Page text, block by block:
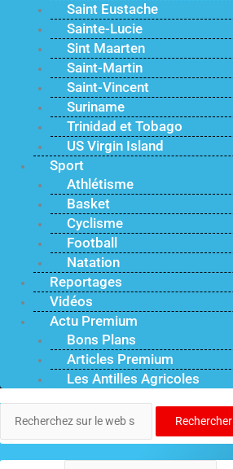
Saint Eustache
Sainte-Lucie
Sint Maarten
Saint-Martin
Saint-Vincent
Suriname
Trinidad et Tobago
US Virgin Island
Sport
Athlétisme
Basket
Cyclisme
Football
Natation
Reportages
Vidéos
Actu Premium
Bons Plans
Articles Premium
Les Antilles Agricoles
Rechercher